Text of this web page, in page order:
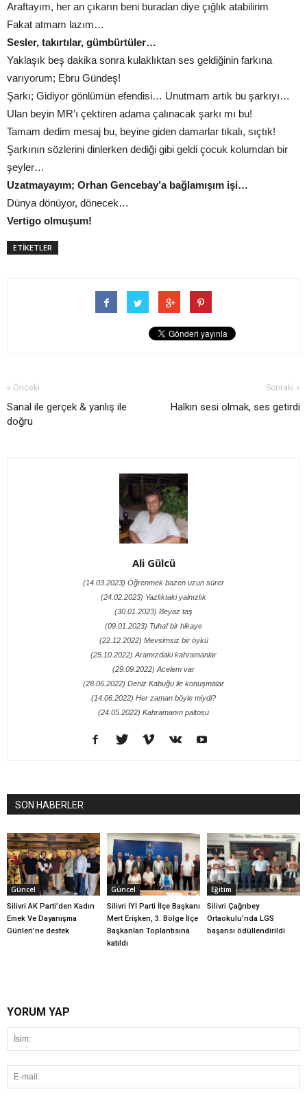
Araftayım, her an çıkarın beni buradan diye çığlık atabilirim
Fakat atmam lazım…
Sesler, takırtılar, gümbürtüler…
Yaklaşık beş dakika sonra kulaklıktan ses geldiğinin farkına
varıyorum; Ebru Gündeş!
Şarkı; Gidiyor gönlümün efendisi… Unutmam artık bu şarkıyı…
Ulan beyin MR’ı çektiren adama çalınacak şarkı mı bu!
Tamam dedim mesaj bu, beyine giden damarlar tıkalı, sıçtık!
Şarkının sözlerini dinlerken dediği gibi geldi çocuk kolumdan bir
şeyler…
Uzatmayayım; Orhan Gencebay’a bağlamışım işi…
Dünya dönüyor, dönecek…
Vertigo olmuşum!
ETİKETLER
« Önceki
Sanal ile gerçek & yanlış ile
doğru
Sonraki »
Halkın sesi olmak, ses getirdi
Ali Gülcü
(14.03.2023) Öğrenmek bazen uzun sürer
(24.02.2023) Yazlıktaki yalnızlık
(30.01.2023) Beyaz taş
(09.01.2023) Tuhaf bir hikaye
(22.12.2022) Mevsimsiz bir öykü
(25.10.2022) Aramızdaki kahramanlar
(29.09.2022) Acelem var
(28.06.2022) Deniz Kabuğu ile konuşmalar
(14.06.2022) Her zaman böyle miydi?
(24.05.2022) Kahramanın paltosu
SON HABERLER
Güncel
Silivri AK Parti’den Kadın
Emek Ve Dayanışma
Günleri’ne destek
Güncel
Silivri İYİ Parti İlçe Başkanı
Mert Erişken, 3. Bölge İlçe
Başkanları Toplantısına
katıldı
Eğitim
Silivri Çağrıbey
Ortaokulu’nda LGS
başarısı ödüllendirildi
YORUM YAP